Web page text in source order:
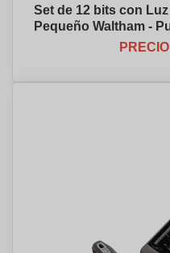
Set de 12 bits con
Pequeño Waltham -